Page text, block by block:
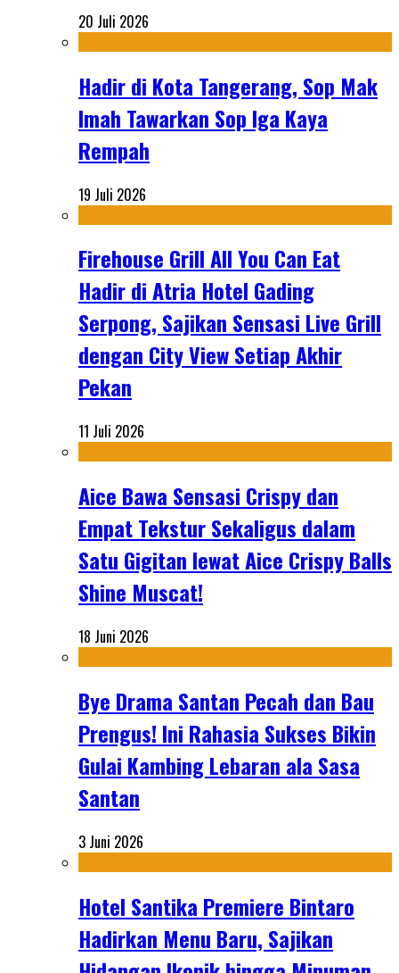
20 Juli 2026
Hadir di Kota Tangerang, Sop Mak
Imah Tawarkan Sop Iga Kaya
Rempah
19 Juli 2026
Firehouse Grill All You Can Eat
Hadir di Atria Hotel Gading
Serpong, Sajikan Sensasi Live Grill
dengan City View Setiap Akhir
Pekan
11 Juli 2026
Aice Bawa Sensasi Crispy dan
Empat Tekstur Sekaligus dalam
Satu Gigitan lewat Aice Crispy Balls
Shine Muscat!
18 Juni 2026
Bye Drama Santan Pecah dan Bau
Prengus! Ini Rahasia Sukses Bikin
Gulai Kambing Lebaran ala Sasa
Santan
3 Juni 2026
Hotel Santika Premiere Bintaro
Hadirkan Menu Baru, Sajikan